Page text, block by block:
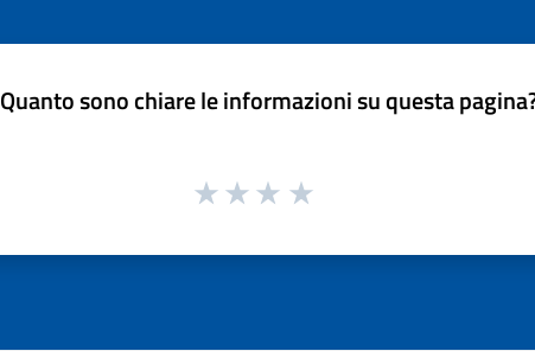
Quanto sono chiare le informazioni su questa